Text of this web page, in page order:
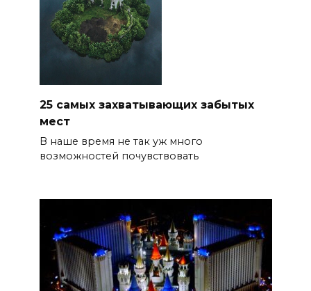
25 самых захватывающих забытых
мест
В наше время не так уж много
возможностей почувствовать